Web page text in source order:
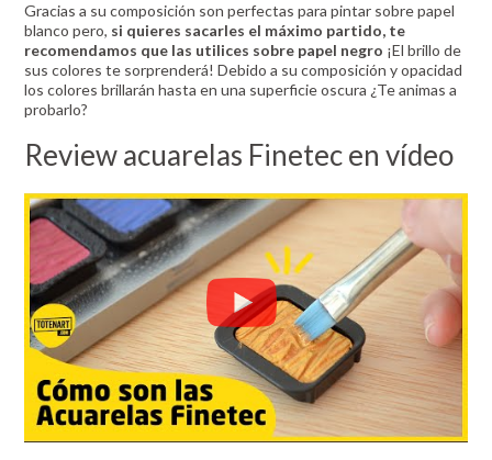
Gracias a su composición son perfectas para pintar sobre papel
blanco pero, si quieres sacarles el máximo partido, te
recomendamos que las utilices sobre papel negro ¡El brillo de
sus colores te sorprenderá! Debido a su composición y opacidad
los colores brillarán hasta en una superficie oscura ¿Te animas a
probarlo?
Review acuarelas Finetec en vídeo